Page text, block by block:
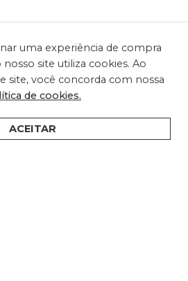
uma experiência de compra
nosso site utiliza cookies. Ao
site, você concorda com nossa
de cookies.
ACEITAR